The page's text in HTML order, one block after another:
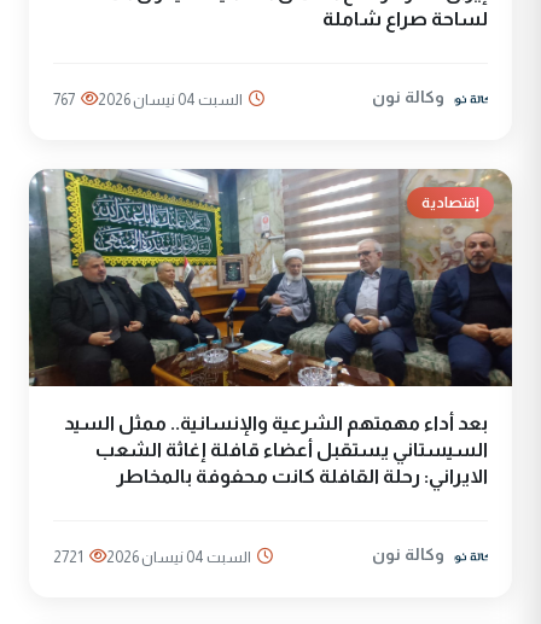
لساحة صراع شاملة
وكالة نون السبت 04 نيسان 2026 767
إقتصادية
بعد أداء مهمتهم الشرعية والإنسانية.. ممثل السيد
السيستاني يستقبل أعضاء قافلة إغاثة الشعب
الايراني: رحلة القافلة كانت محفوفة بالمخاطر
وكالة نون السبت 04 نيسان 2026 2721